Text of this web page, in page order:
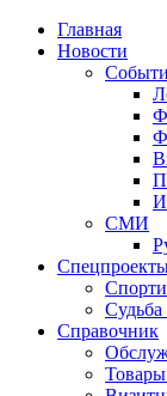
Главная
Новости
СМИ
Судьба
Справочник